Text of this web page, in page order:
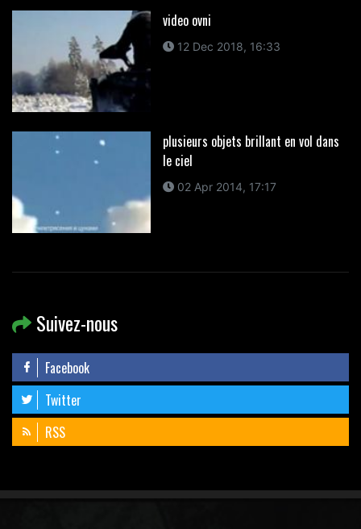
video ovni
12 Dec 2018, 16:33
plusieurs objets brillant en vol dans
le ciel
02 Apr 2014, 17:17
Suivez-nous
Facebook
Twitter
RSS